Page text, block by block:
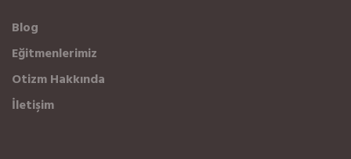
Blog
Eğitmenlerimiz
Otizm Hakkında
İletişim